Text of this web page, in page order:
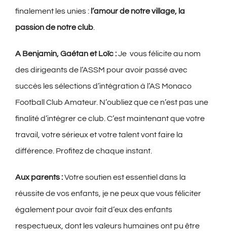
finalement les unies : l’amour de notre village, la
passion de notre club
A Benjamin, Gaétan et Loïc :Je vous félicite au nom
des dirigeants de l’ASSM pour avoir passé avec
succès les sélections d’intégration à l’AS Monaco
Football Club Amateur. N’oubliez que ce n’est pas une
finalité d’intégrer ce club. C’est maintenant que votre
travail, votre sérieux et votre talent vont faire la
différence. Profitez de chaque instant.
Aux parents :Votre soutien est essentiel dans la
réussite de vos enfants, je ne peux que vous féliciter
également pour avoir fait d’eux des enfants
respectueux, dont les valeurs humaines ont pu être